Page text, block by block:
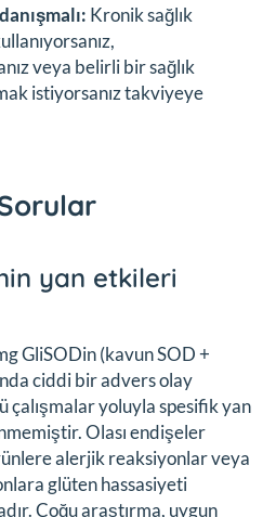
Kronik sağlık
veya belirli bir sağlık
istiyorsanız takviyeye
yan etkileri
GliSODin (kavun SOD +
ciddi bir advers olay
yoluyla spesifik yan
Olası endişeler
alerjik reaksiyonlar veya
glüten hassasiyeti
Çoğu araştırma, uygun